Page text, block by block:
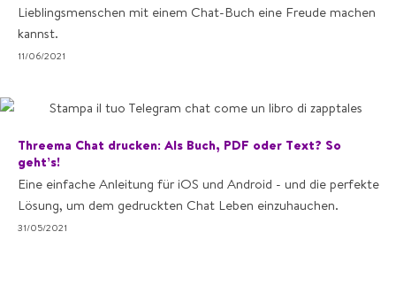
Lieblingsmenschen mit einem Chat-Buch eine Freude machen
kannst.
11/06/2021
Threema Chat drucken: Als Buch, PDF oder Text? So
geht’s!
Eine einfache Anleitung für iOS und Android - und die perfekte
Lösung, um dem gedruckten Chat Leben einzuhauchen.
31/05/2021